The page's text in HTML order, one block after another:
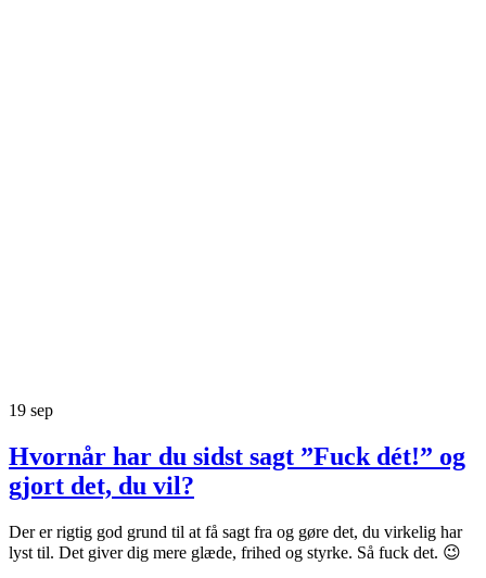
19 sep
Hvornår har du sidst sagt ”Fuck dét!” og
gjort det, du vil?
Der er rigtig god grund til at få sagt fra og gøre det, du virkelig har
lyst til. Det giver dig mere glæde, frihed og styrke. Så fuck det. 😉